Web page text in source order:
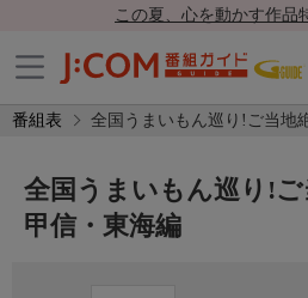
この夏、心を動かす作品
番組表 全国うまいもん巡り!ご当地
全国うまいもん巡り!
甲信・東海編